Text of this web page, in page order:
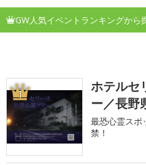
GW人気イベントランキングから
1
ホテルセ
ー／長野
最恐心霊スポ
禁！